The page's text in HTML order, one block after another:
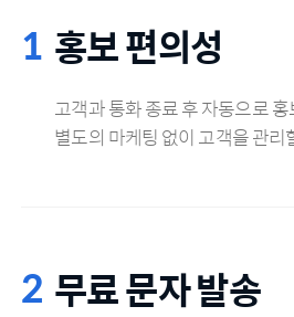
홍보 편의성
고객과 통화 종료 후 자동으로
별도의 마케팅 없이 고객을 관리
무료 문자 발송